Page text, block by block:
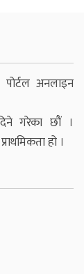
पोर्टल अनलाइन
गरेका छौं ।
हो ।